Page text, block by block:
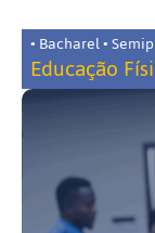
• Bacharel •
Educação